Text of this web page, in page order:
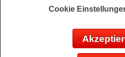
Entsafter und eine
Anzeige:
Cookie